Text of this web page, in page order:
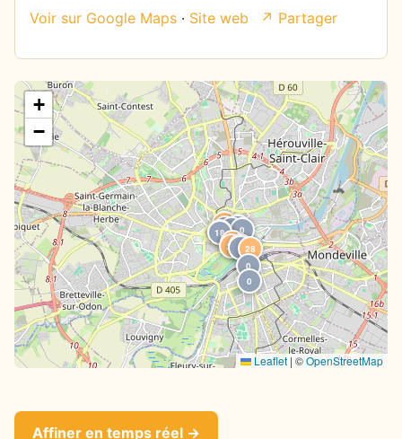
Voir sur Google Maps · Site web ↗ Partager
0
18
7
26
0
00
0
0 28
0
26
38
0
0
+
−
Leaflet | ©OpenStreetMap
Affiner en temps réel →